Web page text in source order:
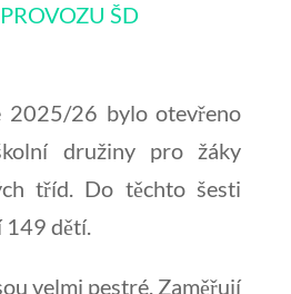
ŠD
2025/26 bylo otevřeno
družiny pro žáky
tříd. Do těchto šesti
149 dětí.
velmi pestré. Zaměřují